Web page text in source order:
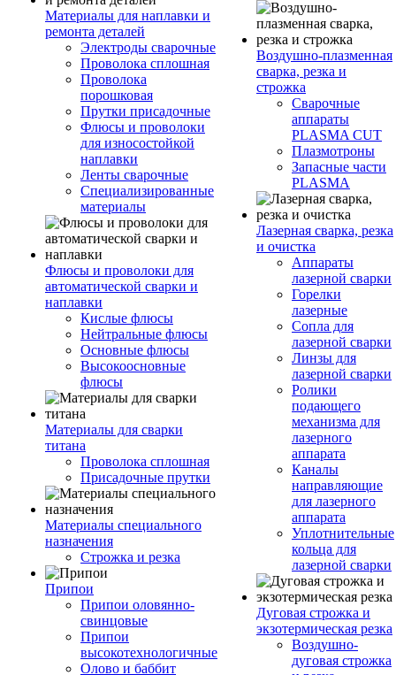
Материалы для наплавки и
ремонта деталей
Электроды сварочные
Проволока сплошная
Проволока
порошковая
Прутки присадочные
Флюсы и проволоки
для износостойкой
наплавки
Ленты сварочные
Специализированные
материалы
Флюсы и проволоки для
автоматической сварки и
наплавки
Кислые флюсы
Нейтральные флюсы
Основные флюсы
Высокоосновные
флюсы
Материалы для сварки
титана
Проволока сплошная
Присадочные прутки
Материалы специального
назначения
Строжка и резка
Припои
Припои оловянно-
свинцовые
Припои
высокотехнологичные
Олово и баббит
Воздушно-плазменная
сварка, резка и
строжка
Сварочные
аппараты
PLASMA CUT
Плазмотроны
Запасные части
PLASMA
Лазерная сварка, резка
и очистка
Аппараты
лазерной сварки
Горелки
лазерные
Сопла для
лазерной сварки
Линзы для
лазерной сварки
Ролики
подающего
механизма для
лазерного
аппарата
Каналы
направляющие
для лазерного
аппарата
Уплотнительные
кольца для
лазерной сварки
Дуговая строжка и
экзотермическая резка
Воздушно-
дуговая строжка